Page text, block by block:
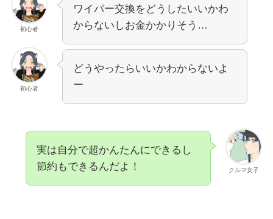
初心者
ワイパー交換をどうしたいいかわ
からないしお金かかりそう…
初心者
どうやったらいいかわからないよ
ー
クルマ女子
実は自分で超かんたんにできるし
節約もできるんだよ！